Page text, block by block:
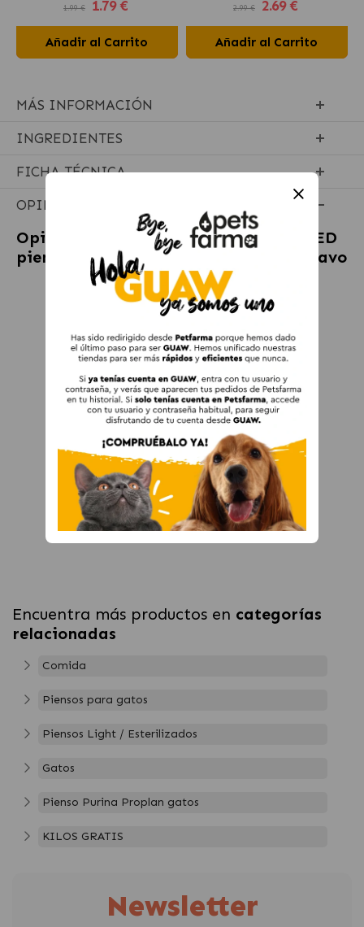
1.99 € 1.79 €
Añadir al Carrito
2.99 € 2.69 €
Añadir al Carrito
MÁS INFORMACIÓN
INGREDIENTES
FICHA TÉCNICA
OPINIONES
Opiniones sobrePRO PLAN STERILISED
pienso para gatos esterilizados con Pavo
Encuentra más productos en categorías
relacionadas
Comida
Piensos para gatos
Piensos Light / Esterilizados
Gatos
Pienso Purina Proplan gatos
KILOS GRATIS
Newsletter